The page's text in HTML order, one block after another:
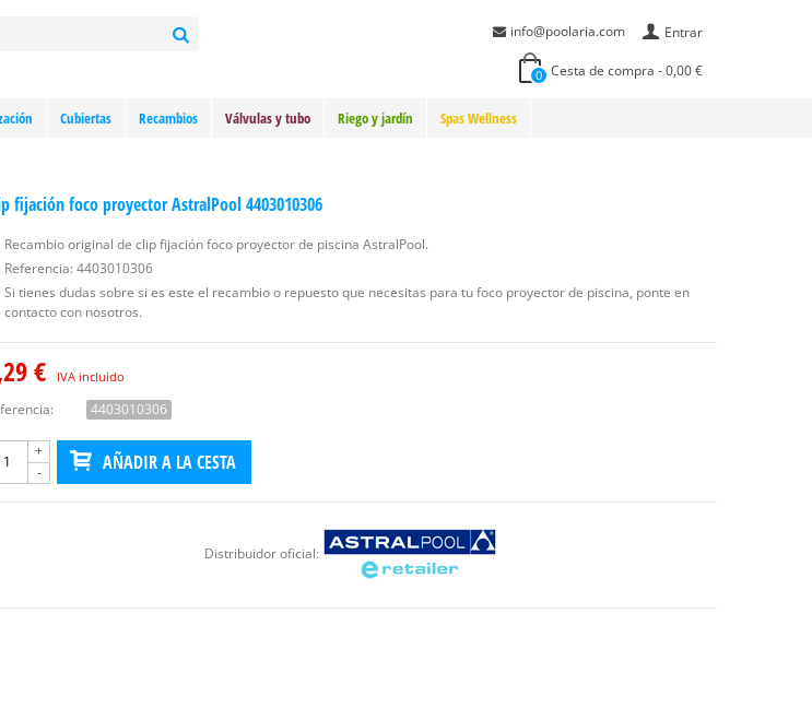
Entrar
info@poolaria.com
0 Cesta de compra -0,00 €
Cubiertas Recambios Válvulas y tubo Riego y jardín Spas Wellness
fijación foco proyector AstralPool 4403010306
Recambio original de clip fijación foco proyector de piscina AstralPool.
Referencia: 4403010306
Si tienes dudas sobre si es este el recambio o repuesto que necesitas para tu foco proyector de piscina, ponte en
contacto con nosotros.
€ IVA incluido
4403010306
-
+ AÑADIR A LA CESTA
Distribuidor oficial: